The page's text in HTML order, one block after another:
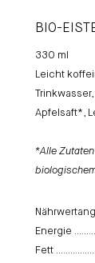
BIO-
330 ml
Leicht
Apfelsaft*,
*Alle
Energie
Fett